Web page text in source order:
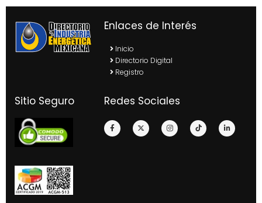
Enlaces de Interés
Inicio
Directorio Digital
Registro
Sitio Seguro Redes Sociales